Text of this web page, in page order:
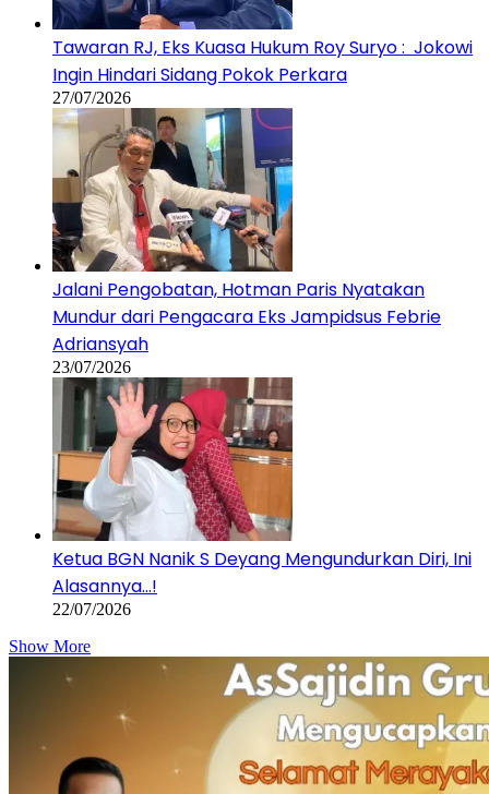
Tawaran RJ, Eks Kuasa Hukum Roy Suryo : Jokowi
Ingin Hindari Sidang Pokok Perkara
27/07/2026
Jalani Pengobatan, Hotman Paris Nyatakan
Mundur dari Pengacara Eks Jampidsus Febrie
Adriansyah
23/07/2026
Ketua BGN Nanik S Deyang Mengundurkan Diri, Ini
Alasannya…!
22/07/2026
Show More